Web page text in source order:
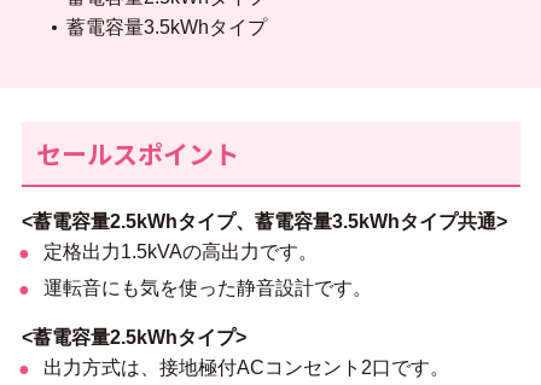
蓄電容量3.5kWhタイプ
セールスポイント
<蓄電容量2.5kWhタイプ、蓄電容量3.5kWhタイプ共通>
定格出力1.5kVAの高出力です。
運転音にも気を使った静音設計です。
<蓄電容量2.5kWhタイプ>
出力方式は、接地極付ACコンセント2口です。